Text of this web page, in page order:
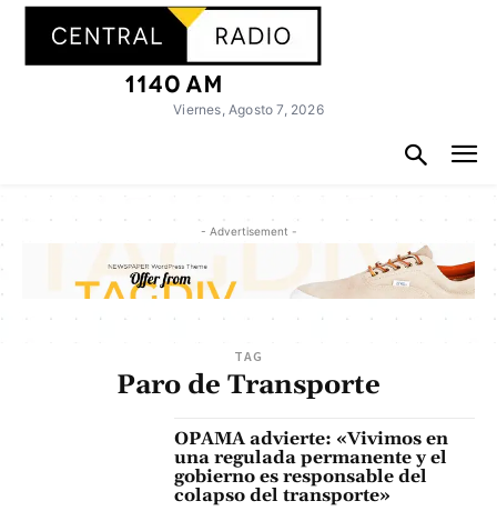
Viernes, Agosto 7, 2026
- Advertisement -
TAG
Paro de Transporte
OPAMA advierte: «Vivimos en
una regulada permanente y el
gobierno es responsable del
colapso del transporte»